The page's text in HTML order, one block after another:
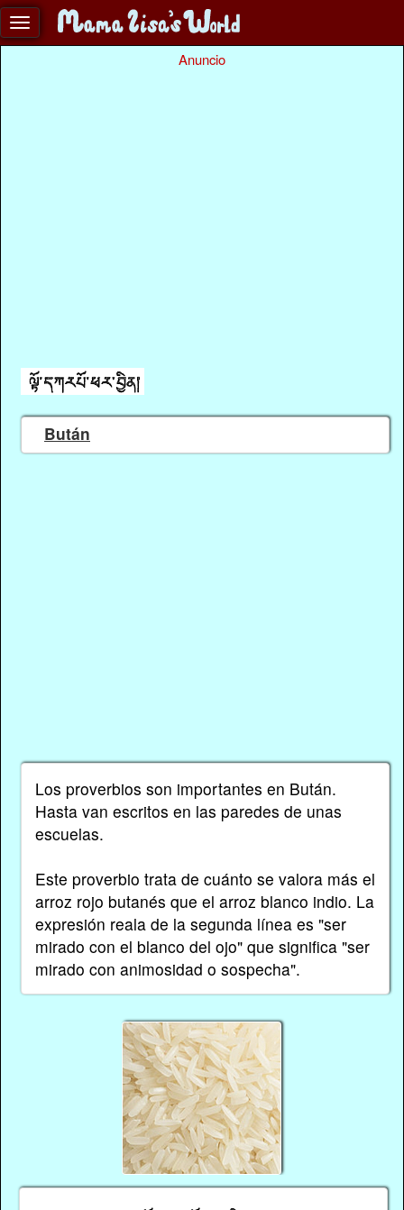
Anuncio
Bután
Los proverbios son importantes en Bután.
Hasta van escritos en las paredes de unas
escuelas.
Este proverbio trata de cuánto se valora más el
arroz rojo butanés que el arroz blanco indio. La
expresión reala de la segunda línea es "ser
mirado con el blanco del ojo" que significa "ser
mirado con animosidad o sospecha".